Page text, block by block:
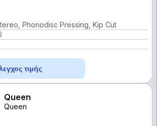
Phonodisc Pressing, Kip Cut
τιμής
Queen
Queen